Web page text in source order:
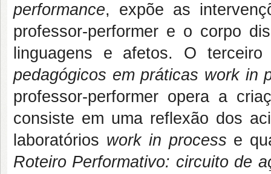
performance, expõe as
professor-performer e o corpo
linguagens e afetos. O
pedagógicos em práticas work in
professor-performer opera a
consiste em uma reflexão dos
laboratórios work in process e
Roteiro Performativo: circuito de